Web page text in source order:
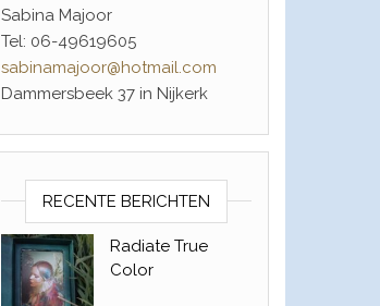
Sabina Majoor
Tel: 06-49619605
sabinamajoor@hotmail.com
Dammersbeek 37 in Nijkerk
RECENTE BERICHTEN
Radiate True
Color